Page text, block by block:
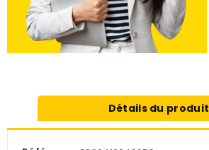
Détails du produit